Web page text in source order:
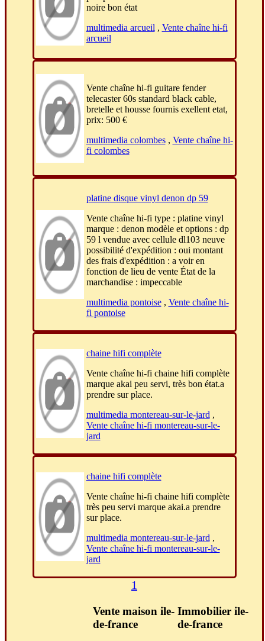
noire bon état
multimedia arcueil , Vente chaîne hi-fi
arcueil
Vente chaîne hi-fi guitare fender
telecaster 60s standard black cable,
bretelle et housse fournis exellent etat,
prix: 500 €
multimedia colombes, Vente chaîne hi-
fi colombes
platine disque vinyl denon dp 59
Vente chaîne hi-fi type : platine vinyl
marque : denon modèle et options : dp
59 l vendue avec cellule dl103 neuve
possibilité d'expédition : oui montant
des frais d'expédition : a voir en
fonction de lieu de vente État de la
marchandise : impeccable
multimedia pontoise, Vente chaîne hi-
fi pontoise
chaine hifi complète
Vente chaîne hi-fi chaine hifi complète
marque akai peu servi, très bon état.a
prendre sur place.
multimedia montereau-sur-le-jard ,
Vente chaîne hi-fi montereau-sur-le-
jard
chaine hifi complète
Vente chaîne hi-fi chaine hifi complète
très peu servi marque akai.a prendre
sur place.
multimedia montereau-sur-le-jard ,
Vente chaîne hi-fi montereau-sur-le-
jard
1
Vente maison ile-
de-france
Immobilier ile-
de-france